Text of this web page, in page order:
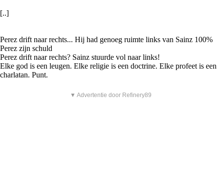
[..]
Perez drift naar rechts... Hij had genoeg ruimte links van Sainz 100%
Perez zijn schuld
Perez drift naar rechts? Sainz stuurde vol naar links!
Elke god is een leugen. Elke religie is een doctrine. Elke profeet is een
charlatan. Punt.
▼ Advertentie door Refinery89